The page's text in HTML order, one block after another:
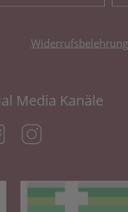
Widerrufsbelehrung
Media Kanäle
(öffnet in neuem Tab)
(öffnet in neuem Tab)